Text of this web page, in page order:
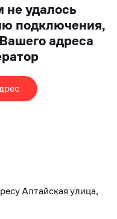
удалось
подключения,
адреса
Алтайская улица,